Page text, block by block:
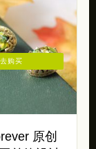
原创
去购买